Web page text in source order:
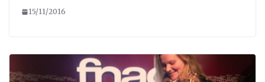
15/11/2016